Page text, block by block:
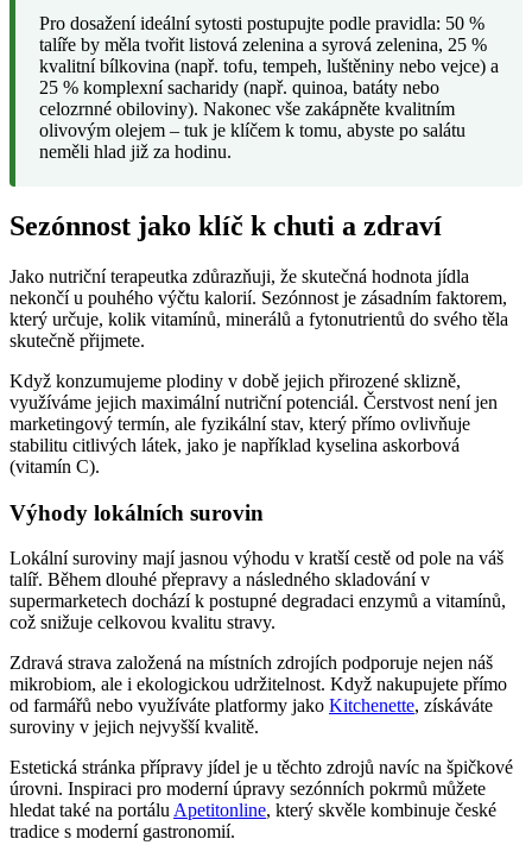
Pro dosažení ideální sytosti postupujte podle pravidla: 50 %
talíře by měla tvořit listová zelenina a syrová zelenina, 25 %
kvalitní bílkovina (např. tofu, tempeh, luštěniny nebo vejce) a
25 % komplexní sacharidy (např. quinoa, batáty nebo
celozrnné obiloviny). Nakonec vše zakápněte kvalitním
olivovým olejem – tuk je klíčem k tomu, abyste po salátu
neměli hlad již za hodinu.
Sezónnost jako klíč k chuti a zdraví
Jako nutriční terapeutka zdůrazňuji, že skutečná hodnota jídla
nekončí u pouhého výčtu kalorií. Sezónnost je zásadním faktorem,
který určuje, kolik vitamínů, minerálů a fytonutrientů do svého těla
skutečně přijmete.
Když konzumujeme plodiny v době jejich přirozené sklizně,
využíváme jejich maximální nutriční potenciál. Čerstvost není jen
marketingový termín, ale fyzikální stav, který přímo ovlivňuje
stabilitu citlivých látek, jako je například kyselina askorbová
(vitamín C).
Výhody lokálních surovin
Lokální suroviny mají jasnou výhodu v kratší cestě od pole na váš
talíř. Během dlouhé přepravy a následného skladování v
supermarketech dochází k postupné degradaci enzymů a vitamínů,
což snižuje celkovou kvalitu stravy.
Zdravá strava založená na místních zdrojích podporuje nejen náš
mikrobiom, ale i ekologickou udržitelnost. Když nakupujete přímo
od farmářů nebo využíváte platformy jako Kitchenette, získáváte
suroviny v jejich nejvyšší kvalitě.
Estetická stránka přípravy jídel je u těchto zdrojů navíc na špičkové
úrovni. Inspiraci pro moderní úpravy sezónních pokrmů můžete
hledat také na portálu Apetitonline, který skvěle kombinuje české
tradice s moderní gastronomií.